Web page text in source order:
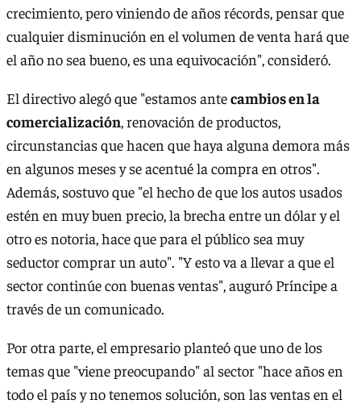
crecimiento, pero viniendo de años récords, pensar que
cualquier disminución en el volumen de venta hará que
el año no sea bueno, es una equivocación", consideró.
El directivo alegó que "estamos antecambios en la
comercialización, renovación de productos,
circunstancias que hacen que haya alguna demora más
en algunos meses y se acentué la compra en otros".
Además, sostuvo que "el hecho de que los autos usados
estén en muy buen precio, la brecha entre un dólar y el
otro es notoria, hace que para el público sea muy
seductor comprar un auto". "Y esto va a llevar a que el
sector continúe con buenas ventas", auguró Príncipe a
través de un comunicado.
Por otra parte, el empresario planteó que uno de los
temas que "viene preocupando" al sector "hace años en
todo el país y no tenemos solución, son las ventas en el